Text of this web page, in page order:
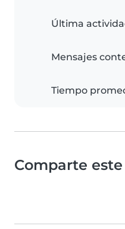
Última
Mensajes
Tiempo
Comparte